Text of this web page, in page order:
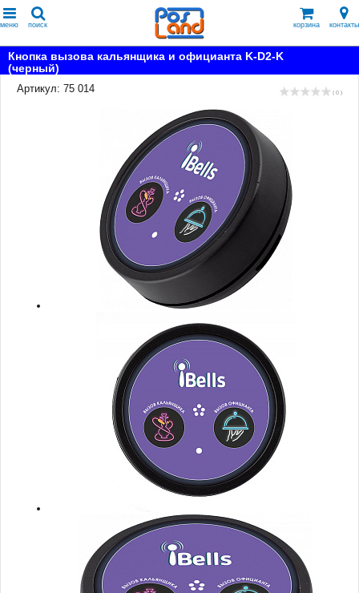
меню поиск корзина контакты
Кнопка вызова кальянщика и официанта K-D2-K
(черный)
Артикул: 75 014
( 0 )